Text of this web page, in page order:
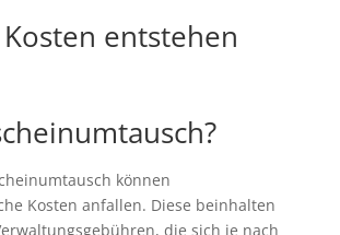
entstehen
können
Kosten anfallen. Diese beinhalten
die sich je nach